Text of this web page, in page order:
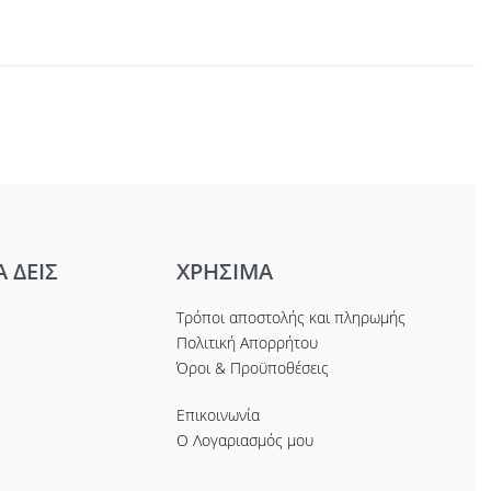
ΔΕΙΣ ΧΡΗΣΙΜΑ
Τρόποι αποστολής και πληρωμής
Πολιτική Απορρήτου
Όροι & Προϋποθέσεις
Επικοινωνία
Ο Λογαριασμός μου